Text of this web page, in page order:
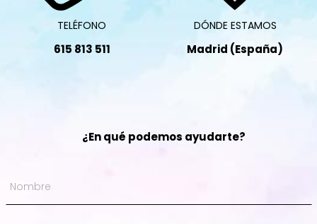
TELÉFONO
615 813 511
DÓNDE ESTAMOS
Madrid (España)
¿En qué podemos ayudarte?